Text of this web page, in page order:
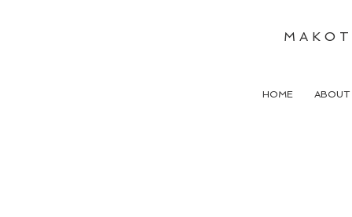
M A K O
HOME